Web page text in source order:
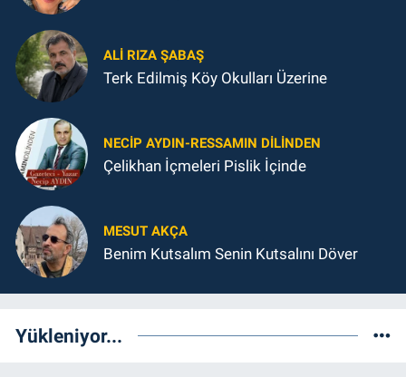
ALI RIZA ŞABAŞ
Terk Edilmiş Köy Okulları Üzerine
NECIP AYDIN-RESSAMIN DILINDEN
Çelikhan İçmeleri Pislik İçinde
MESUT AKÇA
Benim Kutsalım Senin Kutsalını Döver
Yükleniyor...